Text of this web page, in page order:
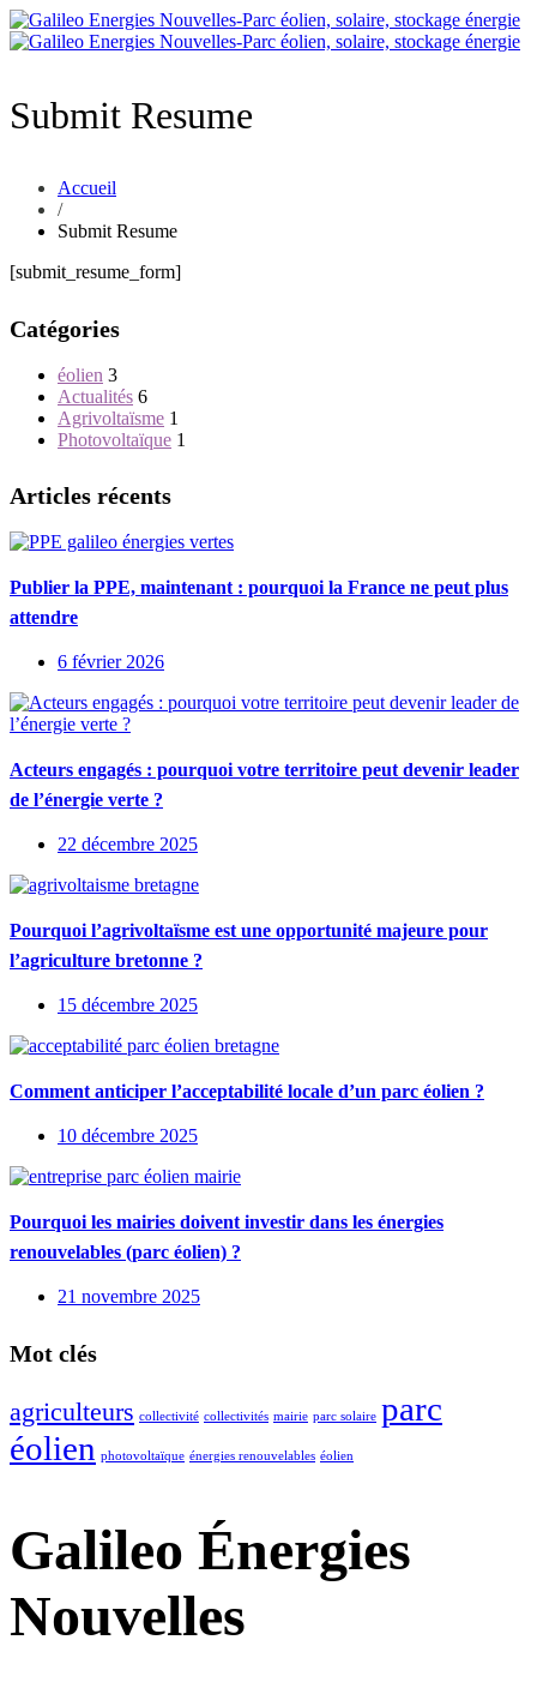
Submit Resume
Accueil
/
Submit Resume
[submit_resume_form]
Catégories
éolien 3
Actualités 6
Agrivoltaïsme 1
Photovoltaïque 1
Articles récents
Publier la PPE, maintenant : pourquoi la France ne peut plus
attendre
6 février 2026
Acteurs engagés : pourquoi votre territoire peut devenir leader
de l’énergie verte ?
22 décembre 2025
Pourquoi l’agrivoltaïsme est une opportunité majeure pour
l’agriculture bretonne ?
15 décembre 2025
Comment anticiper l’acceptabilité locale d’un parc éolien ?
10 décembre 2025
Pourquoi les mairies doivent investir dans les énergies
renouvelables (parc éolien) ?
21 novembre 2025
Mot clés
agriculteurs collectivité collectivités mairie parc solaire parc
éolien photovoltaïque énergies renouvelables éolien
Galileo Énergies
Nouvelles